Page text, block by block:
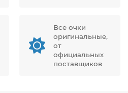
Все очки
оригинальные,
от
официальных
поставщиков